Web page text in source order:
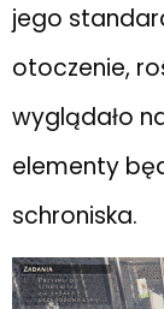
jego
otoczenie,
wyglądało
elementy
schroniska.